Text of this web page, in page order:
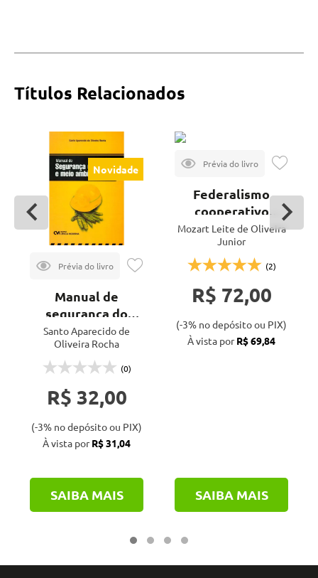
Títulos Relacionados
Novidade
Manual de
segurança do
trabalho e meio
ambiente
Santo Aparecido de
Oliveira Rocha
(0)
R$ 32,00
(-3% no depósito ou PIX)
À vista porR$ 31,04
SAIBA MAIS
Federalismo
cooperativo
ambiental e
conflito de
competência
Mozart Leite de Oliveira
Junior
(2)
R$ 72,00
(-3% no depósito ou PIX)
À vista porR$ 69,84
SAIBA MAIS